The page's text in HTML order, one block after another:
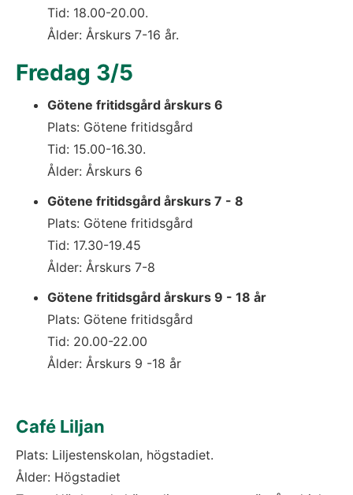
Tid: 18.00-20.00.
Ålder: Årskurs 7-16 år.
Fredag 3/5
Götene fritidsgård årskurs 6
Plats: Götene fritidsgård
Tid: 15.00-16.30.
Ålder: Årskurs 6
Götene fritidsgård årskurs 7 - 8
Plats: Götene fritidsgård
Tid: 17.30-19.45
Ålder: Årskurs 7-8
Götene fritidsgård årskurs 9 - 18 år
Plats: Götene fritidsgård
Tid: 20.00-22.00
Ålder: Årskurs 9 -18 år
Café Liljan
Plats: Liljestenskolan, högstadiet.
Ålder: Högstadiet